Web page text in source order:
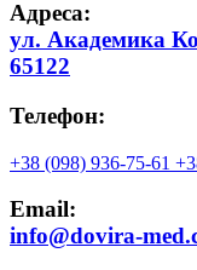
Адреса:
ул. Академика
65122
Телефон:
+38 (098) 936-75-61
Email:
info@dovira-